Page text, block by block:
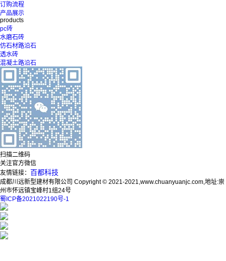
订购流程
产品展示
products
pc砖
水磨石砖
仿石材路沿石
透水砖
混凝土路沿石
扫描二维码
关注官方微信
友情链接： 百都科技
成都川远新型建材有限公司 Copyright © 2021-2021,www.chuanyuanjc.com,地址:崇
州市怀远镇宝峰村1组24号
蜀ICP备2021022190号-1